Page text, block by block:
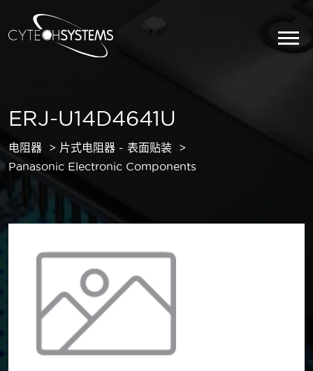
ERJ-U14D4641U
电阻器
片式电阻器 - 表面贴装
Panasonic Electronic Components